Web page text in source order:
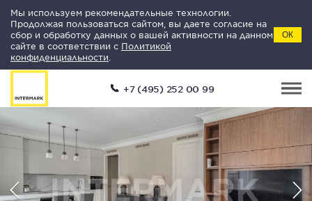
Мы используем рекомендательные технологии.
Продолжая пользоваться сайтом, вы даете согласие на
сбор и обработку данных о вашей активности на данном
сайте в соответствии с Политикой
конфиденциальности
ОК
+7 (495) 252 00 99